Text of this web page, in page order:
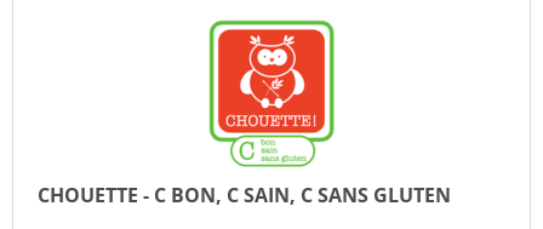
CHOUETTE - C BON, C SAIN, C SANS GLUTEN